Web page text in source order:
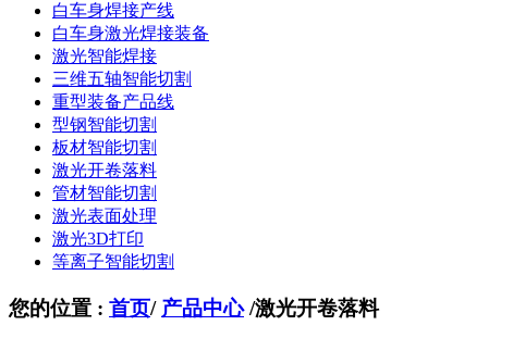
白车身焊接产线
白车身激光焊接装备
激光智能焊接
三维五轴智能切割
重型装备产品线
型钢智能切割
板材智能切割
激光开卷落料
管材智能切割
激光表面处理
激光3D打印
等离子智能切割
您的位置 : 首页/ 产品中心 /激光开卷落料